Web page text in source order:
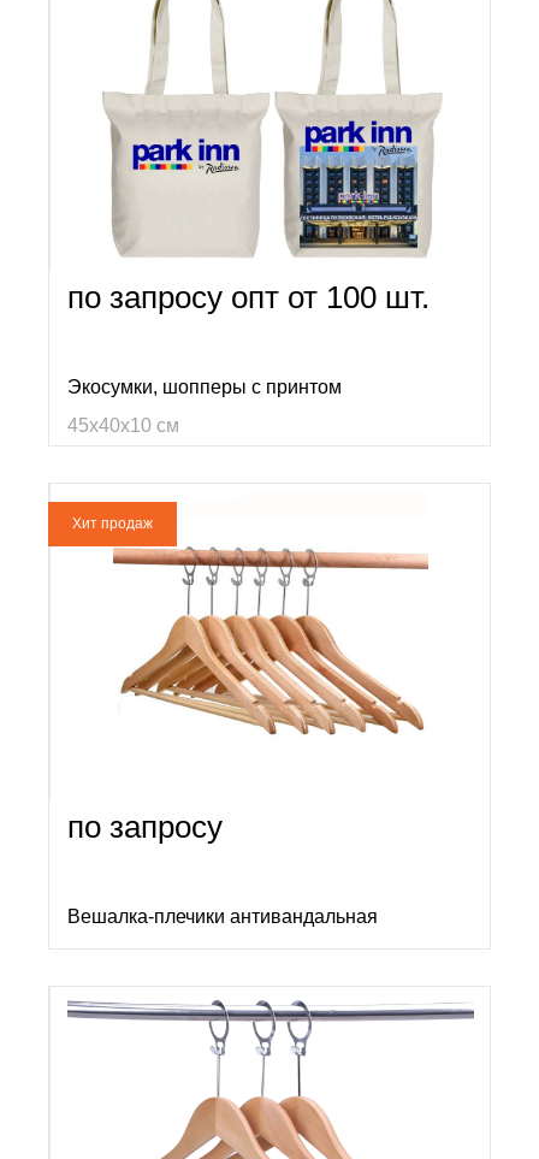
по запросу опт от 100 шт.
Экосумки, шопперы с принтом
45х40х10 см
по запросу
Вешалка-плечики антивандальная